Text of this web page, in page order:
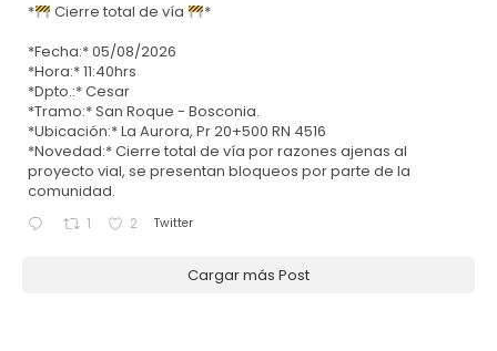
* Cierre total de vía
*
*Fecha:* 05/08/2026
*Hora:* 11:40hrs
*Dpto.:* Cesar
*Tramo:* San Roque - Bosconia.
*Ubicación:* La Aurora, Pr 20+500 RN 4516
*Novedad:* Cierre total de vía por razones ajenas al
proyecto vial, se presentan bloqueos por parte de la
comunidad.
1 2 Twitter
Cargar más Post